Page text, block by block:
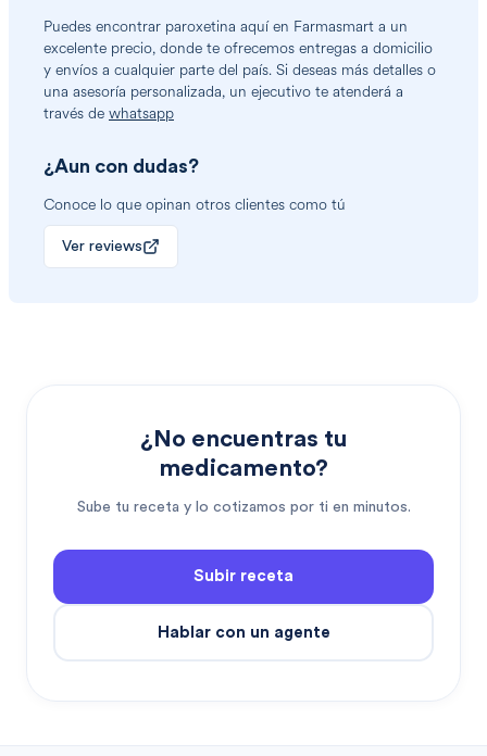
Puedes encontrar paroxetina aquí en Farmasmart a un
excelente precio, donde te ofrecemos entregas a domicilio
y envíos a cualquier parte del país. Si deseas más detalles o
una asesoría personalizada, un ejecutivo te atenderá a
través de whatsapp
¿Aun con dudas?
Conoce lo que opinan otros clientes como tú
Ver reviews
¿No encuentras tu
medicamento?
Sube tu receta y lo cotizamos por ti en minutos.
Subir receta
Hablar con un agente